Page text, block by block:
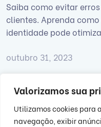
Valorizamos sua
Utilizamos cookies para
navegação, exibir
Saiba como evitar
clientes. Aprenda
identidade pode
outubro 31, 2023
1 2